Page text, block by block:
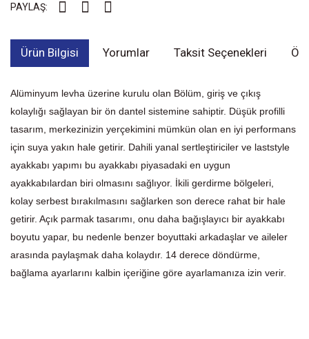
PAYLAŞ:
Ürün Bilgisi Yorumlar Taksit Seçenekleri
Alüminyum levha üzerine kurulu olan Bölüm, giriş ve çıkış
kolaylığı sağlayan bir ön dantel sistemine sahiptir. Düşük profilli
tasarım, merkezinizin yerçekimini mümkün olan en iyi performans
için suya yakın hale getirir. Dahili yanal sertleştiriciler ve laststyle
ayakkabı yapımı bu ayakkabı piyasadaki en uygun
ayakkabılardan biri olmasını sağlıyor. İkili gerdirme bölgeleri,
kolay serbest bırakılmasını sağlarken son derece rahat bir hale
getirir. Açık parmak tasarımı, onu daha bağışlayıcı bir ayakkabı
boyutu yapar, bu nedenle benzer boyuttaki arkadaşlar ve aileler
arasında paylaşmak daha kolaydır. 14 derece döndürme,
bağlama ayarlarını kalbin içeriğine göre ayarlamanıza izin verir.